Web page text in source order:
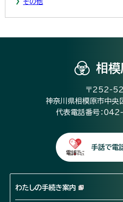
その他
相
〒252-
神奈川県相模原市中
代表電話番号：
手話で電
わたしの手続き案内